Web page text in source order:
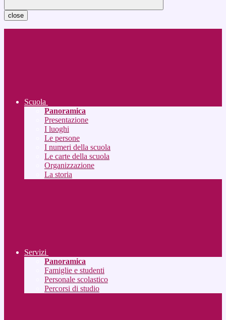
close
Scuola
Panoramica
Presentazione
I luoghi
Le persone
I numeri della scuola
Le carte della scuola
Organizzazione
La storia
Servizi
Panoramica
Famiglie e studenti
Personale scolastico
Percorsi di studio